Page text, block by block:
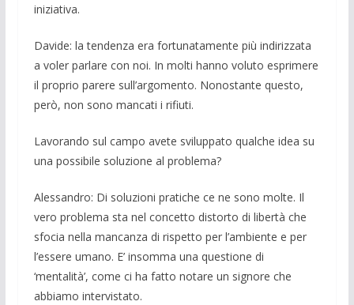
iniziativa.
Davide: la tendenza era fortunatamen­te più indirizzata
a voler parlare con noi. In molti hanno voluto esprimere
il proprio parere sull’argomento. Nonostante questo,
però, non sono mancati i rifiuti.
Lavorando sul campo avete sviluppa­to qualche idea su
una possibile soluzio­ne al problema?
Alessandro: Di soluzioni pratiche ce ne sono molte. Il
vero problema sta nel con­cetto distorto di libertà che
sfocia nella mancanza di rispetto per l’ambiente e per
l’essere umano. E’ insomma una questio­ne di
‘mentalità’, come ci ha fatto notare un signore che
abbiamo intervistato.